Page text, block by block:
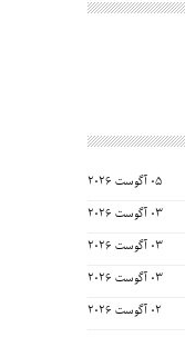
05 آگوست 2026
03 آگوست 2026
03 آگوست 2026
03 آگوست 2026
02 آگوست 2026